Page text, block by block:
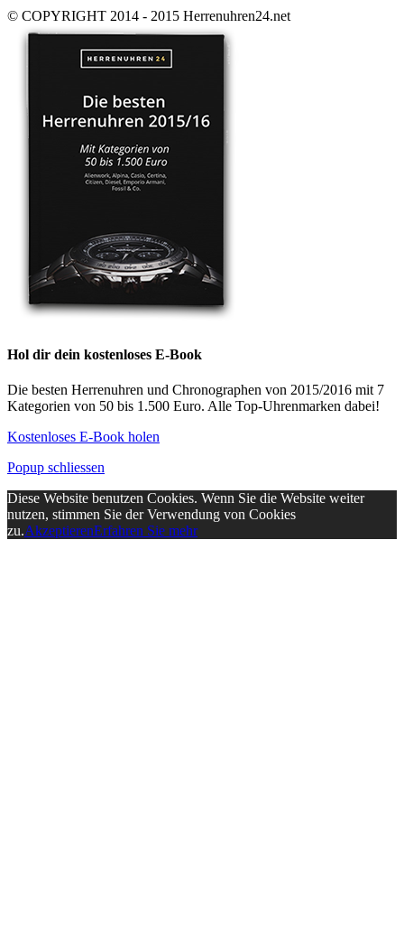
© COPYRIGHT 2014 - 2015 Herrenuhren24.net
Hol dir dein kostenloses E-Book
Die besten Herrenuhren und Chronographen von 2015/2016 mit 7
Kategorien von 50 bis 1.500 Euro. Alle Top-Uhrenmarken dabei!
Kostenloses E-Book holen
Popup schliessen
Diese Website benutzen Cookies. Wenn Sie die Website weiter
nutzen, stimmen Sie der Verwendung von Cookies
zu.AkzeptierenErfahren Sie mehr